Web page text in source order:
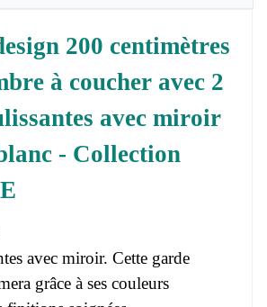
200 centimètres
à coucher avec 2
avec miroir
- Collection
avec miroir. Cette garde
grâce à ses couleurs